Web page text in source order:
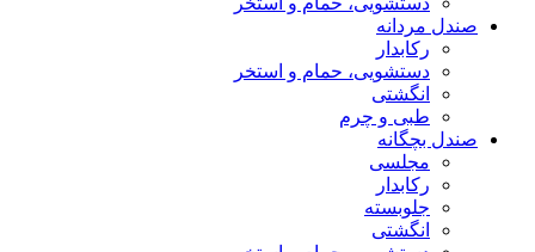
صندل مردانه
رکابدار
دستشویی، حمام و استخر
انگشتی
طبی و چرم
صندل بچگانه
مجلسی
رکابدار
جلوبسته
انگشتی